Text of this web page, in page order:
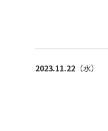
2023.11.22 （水）